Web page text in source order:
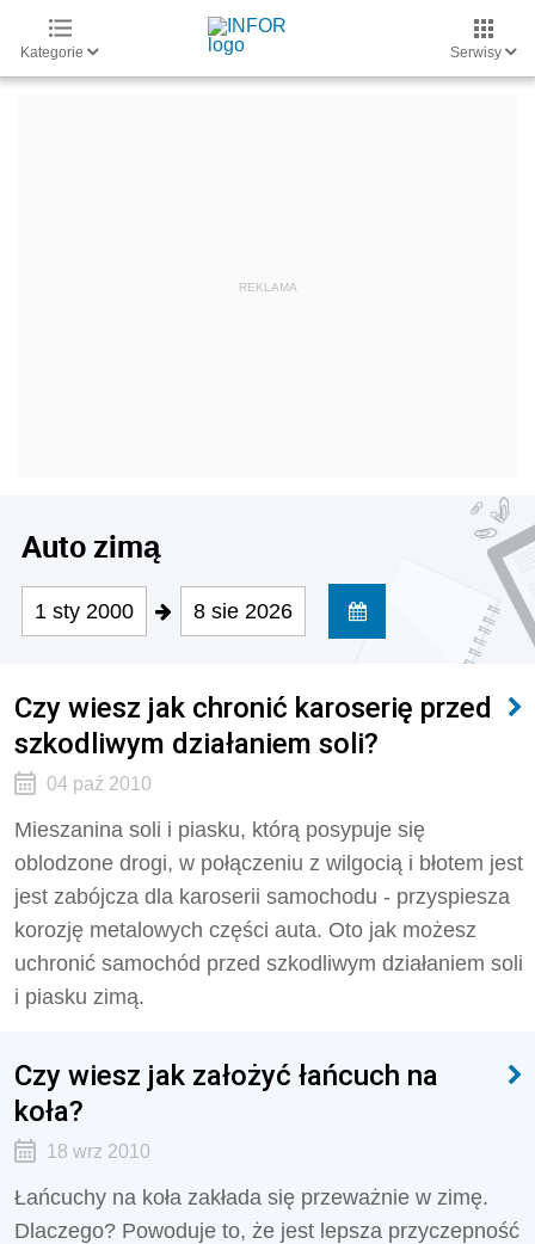
Kategorie Serwisy
Auto zimą
1 sty 2000 8 sie 2026
Czy wiesz jak chronić karoserię przed
szkodliwym działaniem soli?
04 paź 2010
Mieszanina soli i piasku, którą posypuje się
oblodzone drogi, w połączeniu z wilgocią i błotem jest
jest zabójcza dla karoserii samochodu - przyspiesza
korozję metalowych części auta. Oto jak możesz
uchronić samochód przed szkodliwym działaniem soli
i piasku zimą.
Czy wiesz jak założyć łańcuch na
koła?
18 wrz 2010
Łańcuchy na koła zakłada się przeważnie w zimę.
Dlaczego? Powoduje to, że jest lepsza przyczepność